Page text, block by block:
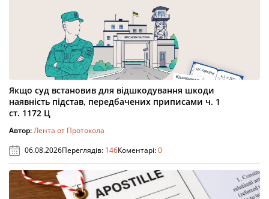
Якщо суд встановив для відшкодування шкоди
наявність підстав, передбачених приписами ч. 1
ст. 1172 Ц
Автор:Лента от Протокола
06.08.2026Переглядів: 146Коментарі:0